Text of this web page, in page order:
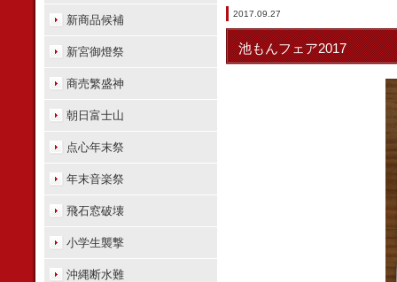
2017.09.27
池もんフェア2017
新商品候補
新宮御燈祭
商売繁盛神
朝日富士山
点心年末祭
年末音楽祭
飛石窓破壊
小学生襲撃
沖縄断水難